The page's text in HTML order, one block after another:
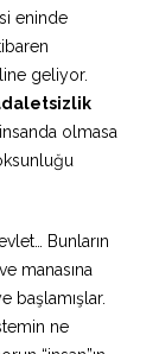
eninde
geliyor.
olmasa
Bunların
manasına
başlamışlar.
ne